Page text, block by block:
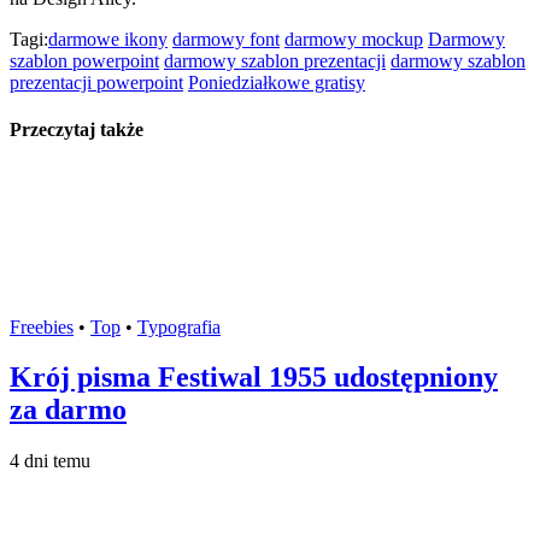
Tagi:darmowe ikony darmowy font darmowy mockup Darmowy
szablon powerpoint darmowy szablon prezentacji darmowy szablon
prezentacji powerpoint Poniedziałkowe gratisy
Przeczytaj także
Freebies • Top • Typografia
Krój pisma Festiwal 1955 udostępniony
za darmo
4 dni temu